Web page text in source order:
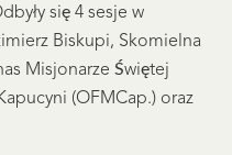
się 4 sesje w
Biskupi, Skomielna
Misjonarze Świętej
(OFMCap.) oraz